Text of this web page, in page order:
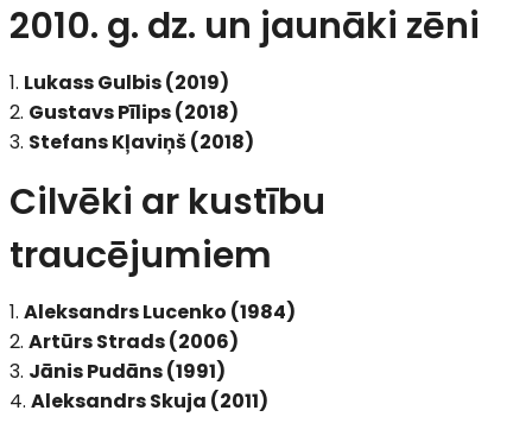
2010. g. dz. un jaunāki zēni
Lukass Gulbis (2019)
Gustavs Pīlips (2018)
Stefans Kļaviņš (2018)
Cilvēki ar kustību
traucējumiem
Aleksandrs Lucenko (1984)
Artūrs Strads (2006)
Jānis Pudāns (1991)
Aleksandrs Skuja (2011)